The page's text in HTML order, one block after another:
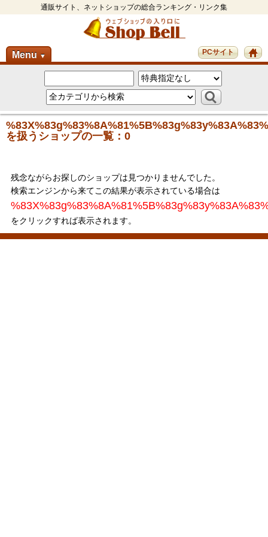
通販サイト、ネットショップの総合ランキング・リンク集
Menu ▼ PCサイト
を扱うショップの一覧：0
残念ながらお探しのショップは見つかりませんでした。
検索エンジンから来てこの結果が表示されている場合は
をクリックすれば表示されます。